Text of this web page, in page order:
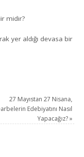
midir?
yer aldığı devasa bir
27 Mayıstan 27 Nisana,
Edebiyatını Nasıl
Yapacağız?»